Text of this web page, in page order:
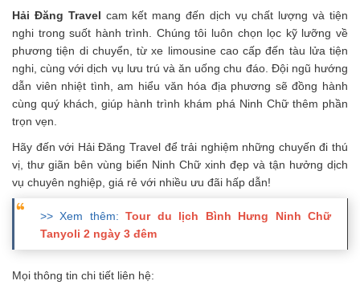
Hải Đăng Travel cam kết mang đến dịch vụ chất lượng và tiện
nghi trong suốt hành trình. Chúng tôi luôn chọn lọc kỹ lưỡng về
phương tiện di chuyển, từ xe limousine cao cấp đến tàu lửa tiện
nghi, cùng với dịch vụ lưu trú và ăn uống chu đáo. Đội ngũ hướng
dẫn viên nhiệt tình, am hiểu văn hóa địa phương sẽ đồng hành
cùng quý khách, giúp hành trình khám phá Ninh Chữ thêm phần
trọn vẹn.
Hãy đến với Hải Đăng Travel để trải nghiệm những chuyến đi thú
vị, thư giãn bên vùng biển Ninh Chữ xinh đẹp và tận hưởng dịch
vụ chuyên nghiệp, giá rẻ với nhiều ưu đãi hấp dẫn!
>> Xem thêm: Tour du lịch Bình Hưng Ninh Chữ
Tanyoli 2 ngày 3 đêm
Mọi thông tin chi tiết liên hệ: